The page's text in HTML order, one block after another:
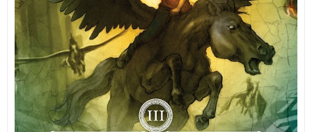
S.T.E.M.
ИНСТРУМЕНТИ